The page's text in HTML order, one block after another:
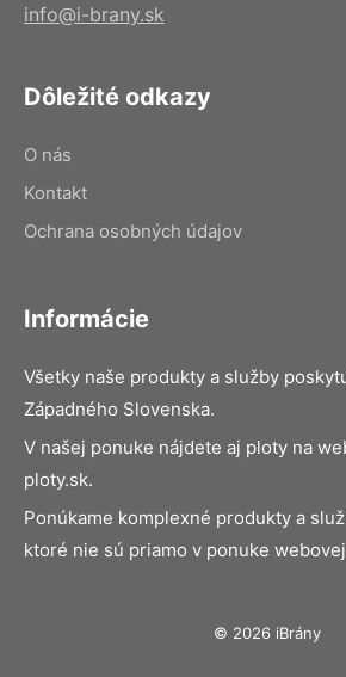
info@i-brany.sk
Dôležité odkazy
O nás
Kontakt
Ochrana osobných údajov
Informácie
Všetky naše produkty a služby
Západného Slovenska.
V našej ponuke nájdete aj ploty na
ploty.sk.
Ponúkame komplexné produkty a
ktoré nie sú priamo v ponuke
© 2026 iBrány